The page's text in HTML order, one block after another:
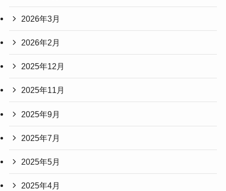
2026年3月
2026年2月
2025年12月
2025年11月
2025年9月
2025年7月
2025年5月
2025年4月